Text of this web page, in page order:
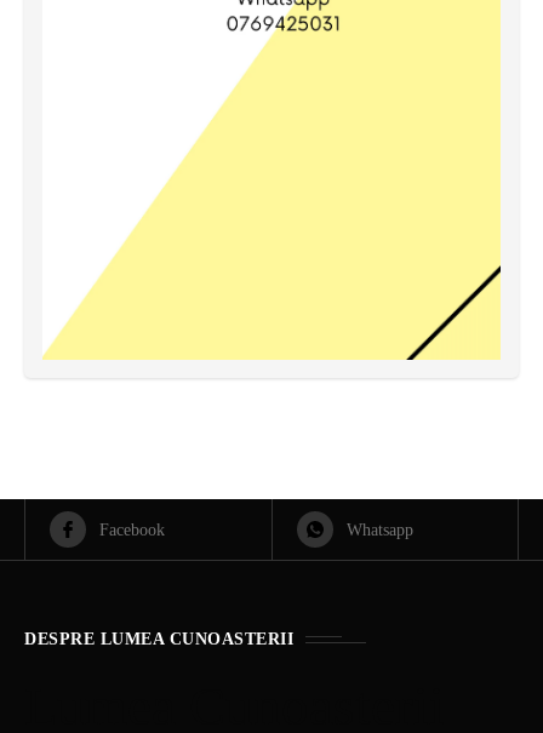
Facebook Whatsapp
DESPRE LUMEA CUNOASTERII